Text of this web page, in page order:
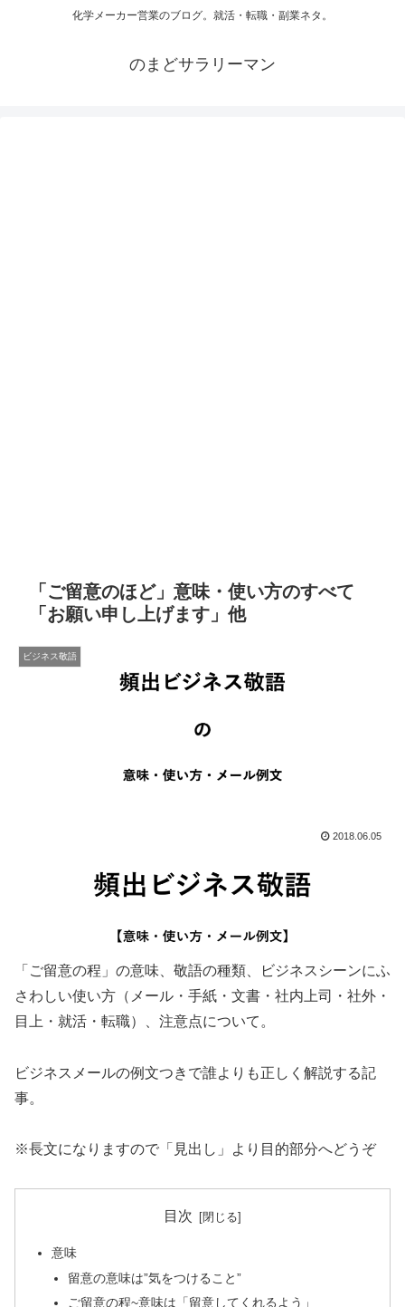
化学メーカー営業のブログ。就活・転職・副業ネタ。
のまどサラリーマン
「ご留意のほど」意味・使い方のすべて
「お願い申し上げます」他
ビジネス敬語
2018.06.05
「ご留意の程」の意味、敬語の種類、ビジネスシーンにふ
さわしい使い方（メール・手紙・文書・社内上司・社外・
目上・就活・転職）、注意点について。
ビジネスメールの例文つきで誰よりも正しく解説する記
事。
※長文になりますので「見出し」より目的部分へどうぞ
目次
意味
留意の意味は”気をつけること”
ご留意の程~意味は「留意してくれるよう」